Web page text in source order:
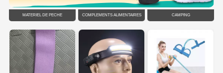
MATÉRIEL DE PÊCHE COMPLÉMENTS ALIMENTAIRES CAMPING